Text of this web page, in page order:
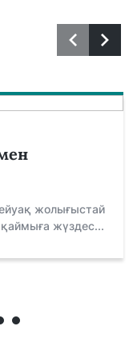
жолығыстай
жүздес...